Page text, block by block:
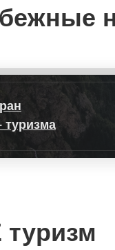
туризма
туризм